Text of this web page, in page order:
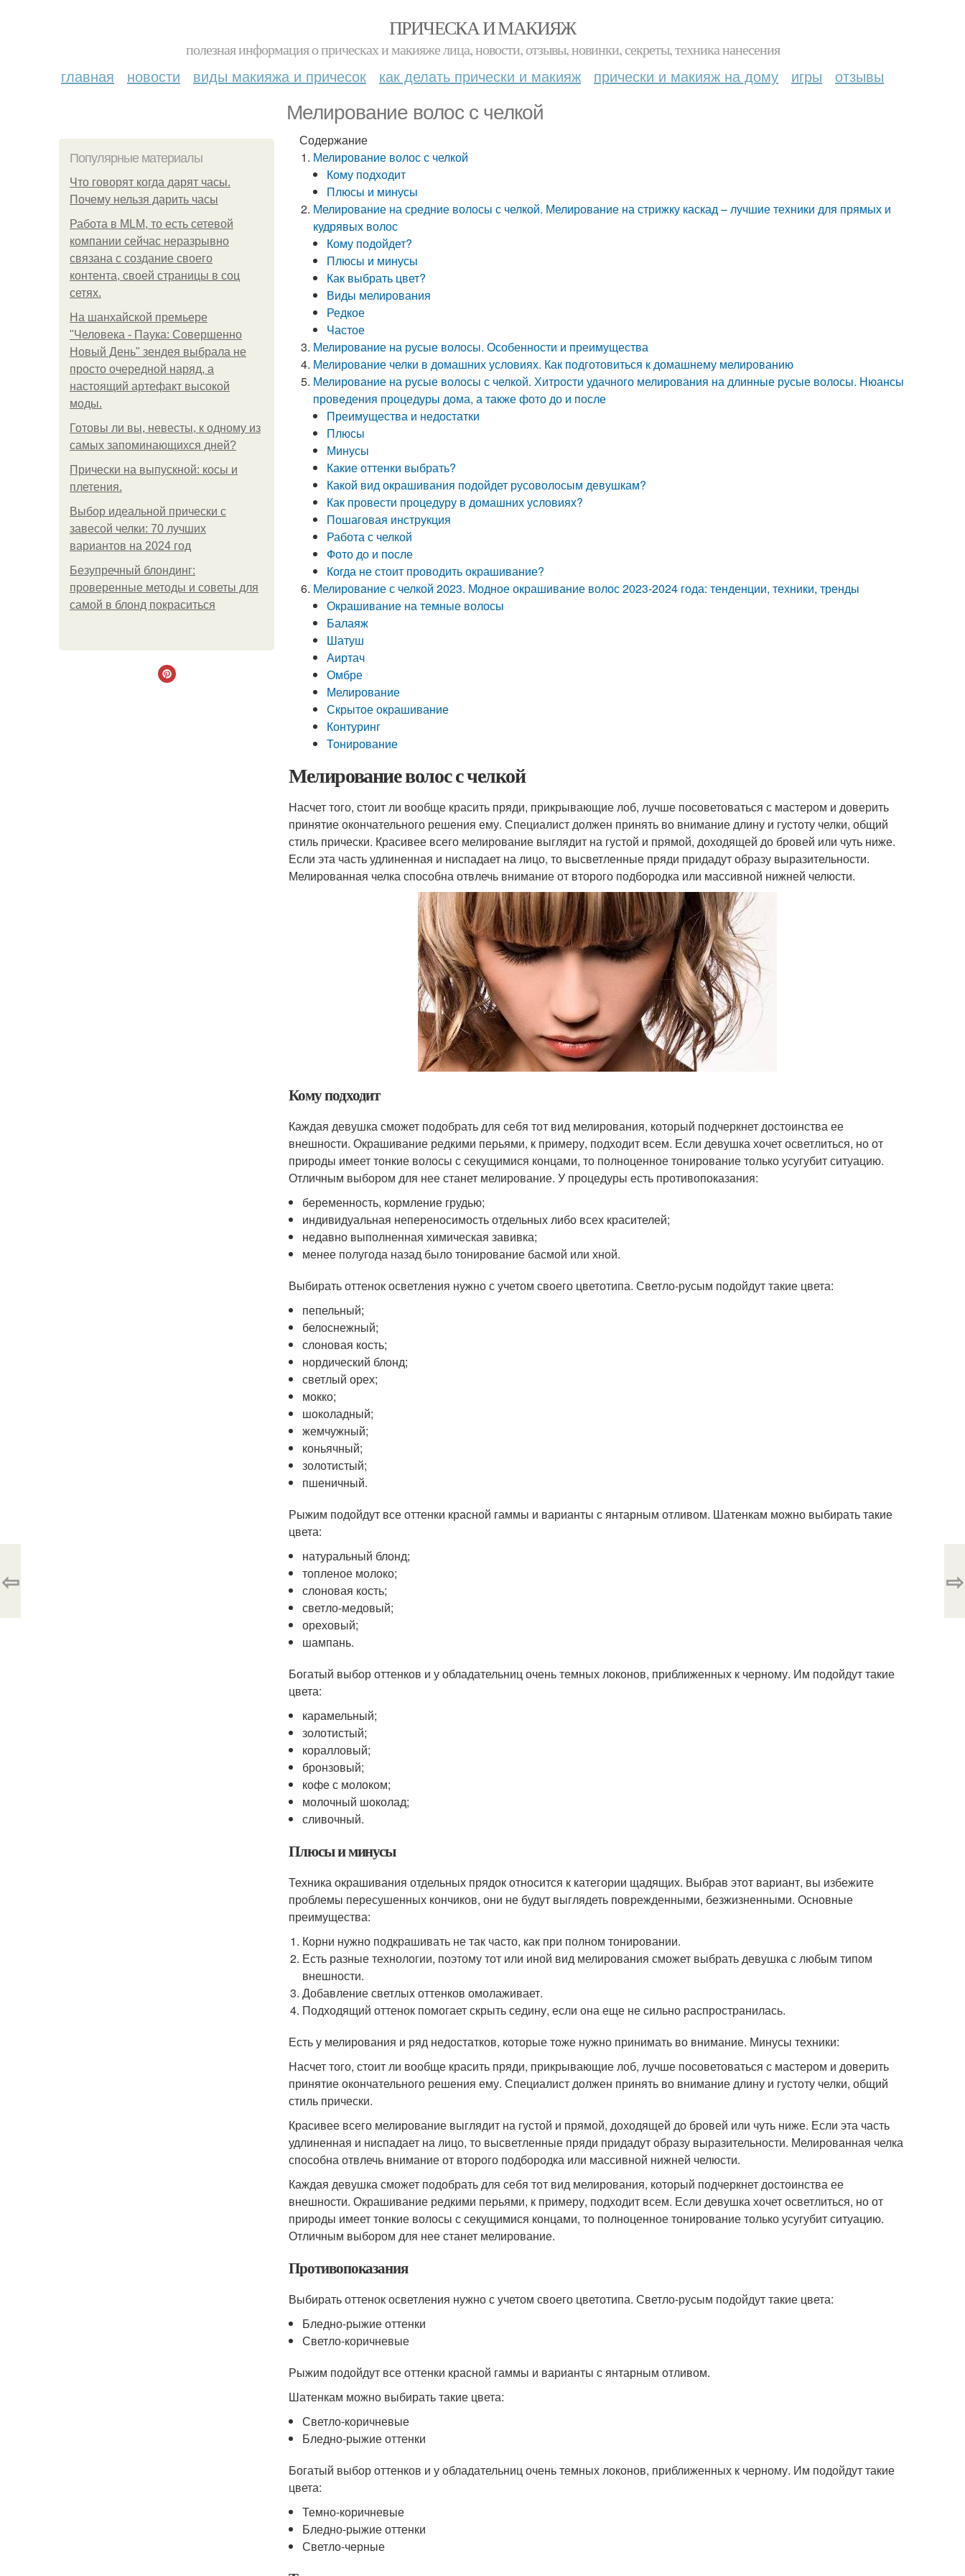
ПРИЧЕСКА И МАКИЯЖ
полезная информация о прическах и макияже лица, новости, отзывы, новинки, секреты, техника нанесения
главная новости виды макияжа и причесок как делать прически и макияж прически и макияж на дому игры отзывы
Мелирование волос с челкой
Популярные материалы
Что говорят когда дарят часы.
Почему нельзя дарить часы
Работа в MLM, то есть сетевой
компании сейчас неразрывно
связана с создание своего
контента, своей страницы в соц
сетях.
На шанхайской премьере
"Человека - Паука: Совершенно
Новый День" зендея выбрала не
просто очередной наряд, а
настоящий артефакт высокой
моды.
Готовы ли вы, невесты, к одному из
самых запоминающихся дней?
Прически на выпускной: косы и
плетения.
Выбор идеальной прически с
завесой челки: 70 лучших
вариантов на 2024 год
Безупречный блондинг:
проверенные методы и советы для
самой в блонд покраситься
Содержание
Мелирование волос с челкой
Кому подходит
Плюсы и минусы
Мелирование на средние волосы с челкой. Мелирование на стрижку каскад – лучшие техники для прямых и
кудрявых волос
Кому подойдет?
Плюсы и минусы
Как выбрать цвет?
Виды мелирования
Редкое
Частое
Мелирование на русые волосы. Особенности и преимущества
Мелирование челки в домашних условиях. Как подготовиться к домашнему мелированию
Мелирование на русые волосы с челкой. Хитрости удачного мелирования на длинные русые волосы. Нюансы
проведения процедуры дома, а также фото до и после
Преимущества и недостатки
Плюсы
Минусы
Какие оттенки выбрать?
Какой вид окрашивания подойдет русоволосым девушкам?
Как провести процедуру в домашних условиях?
Пошаговая инструкция
Работа с челкой
Фото до и после
Когда не стоит проводить окрашивание?
Мелирование с челкой 2023. Модное окрашивание волос 2023-2024 года: тенденции, техники, тренды
Окрашивание на темные волосы
Балаяж
Шатуш
Аиртач
Омбре
Мелирование
Скрытое окрашивание
Контуринг
Тонирование
Мелирование волос с челкой
Насчет того, стоит ли вообще красить пряди, прикрывающие лоб, лучше посоветоваться с мастером и доверить
принятие окончательного решения ему. Специалист должен принять во внимание длину и густоту челки, общий
стиль прически. Красивее всего мелирование выглядит на густой и прямой, доходящей до бровей или чуть ниже.
Если эта часть удлиненная и ниспадает на лицо, то высветленные пряди придадут образу выразительности.
Мелированная челка способна отвлечь внимание от второго подбородка или массивной нижней челюсти.
Кому подходит
Каждая девушка сможет подобрать для себя тот вид мелирования, который подчеркнет достоинства ее
внешности. Окрашивание редкими перьями, к примеру, подходит всем. Если девушка хочет осветлиться, но от
природы имеет тонкие волосы с секущимися концами, то полноценное тонирование только усугубит ситуацию.
Отличным выбором для нее станет мелирование. У процедуры есть противопоказания:
беременность, кормление грудью;
индивидуальная непереносимость отдельных либо всех красителей;
недавно выполненная химическая завивка;
менее полугода назад было тонирование басмой или хной.
Выбирать оттенок осветления нужно с учетом своего цветотипа. Светло-русым подойдут такие цвета:
пепельный;
белоснежный;
слоновая кость;
нордический блонд;
светлый орех;
мокко;
шоколадный;
жемчужный;
коньячный;
золотистый;
пшеничный.
Рыжим подойдут все оттенки красной гаммы и варианты с янтарным отливом. Шатенкам можно выбирать такие
цвета:
натуральный блонд;
топленое молоко;
слоновая кость;
светло-медовый;
ореховый;
шампань.
Богатый выбор оттенков и у обладательниц очень темных локонов, приближенных к черному. Им подойдут такие
цвета:
карамельный;
золотистый;
коралловый;
бронзовый;
кофе с молоком;
молочный шоколад;
сливочный.
Плюсы и минусы
Техника окрашивания отдельных прядок относится к категории щадящих. Выбрав этот вариант, вы избежите
проблемы пересушенных кончиков, они не будут выглядеть поврежденными, безжизненными. Основные
преимущества:
Корни нужно подкрашивать не так часто, как при полном тонировании.
Есть разные технологии, поэтому тот или иной вид мелирования сможет выбрать девушка с любым типом
внешности.
Добавление светлых оттенков омолаживает.
Подходящий оттенок помогает скрыть седину, если она еще не сильно распространилась.
Есть у мелирования и ряд недостатков, которые тоже нужно принимать во внимание. Минусы техники:
Насчет того, стоит ли вообще красить пряди, прикрывающие лоб, лучше посоветоваться с мастером и доверить
принятие окончательного решения ему. Специалист должен принять во внимание длину и густоту челки, общий
стиль прически.
Красивее всего мелирование выглядит на густой и прямой, доходящей до бровей или чуть ниже. Если эта часть
удлиненная и ниспадает на лицо, то высветленные пряди придадут образу выразительности. Мелированная челка
способна отвлечь внимание от второго подбородка или массивной нижней челюсти.
Каждая девушка сможет подобрать для себя тот вид мелирования, который подчеркнет достоинства ее
внешности. Окрашивание редкими перьями, к примеру, подходит всем. Если девушка хочет осветлиться, но от
природы имеет тонкие волосы с секущимися концами, то полноценное тонирование только усугубит ситуацию.
Отличным выбором для нее станет мелирование.
Противопоказания
Выбирать оттенок осветления нужно с учетом своего цветотипа. Светло-русым подойдут такие цвета:
Бледно-рыжие оттенки
Светло-коричневые
Рыжим подойдут все оттенки красной гаммы и варианты с янтарным отливом.
Шатенкам можно выбирать такие цвета:
Светло-коричневые
Бледно-рыжие оттенки
Богатый выбор оттенков и у обладательниц очень темных локонов, приближенных к черному. Им подойдут такие
цвета:
Темно-коричневые
Бледно-рыжие оттенки
Светло-черные
⇦ ⇨